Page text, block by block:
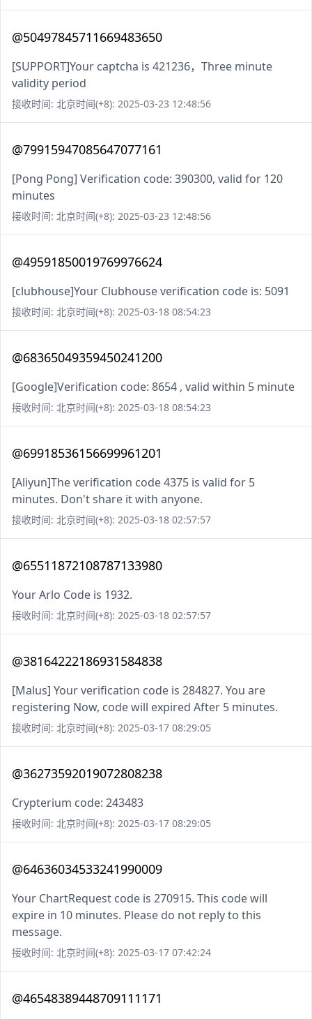
@50497845711669483650
[SUPPORT]Your captcha is 421236，Three minute
validity period
接收时间: 北京时间(+8): 2025-03-23 12:48:56
@79915947085647077161
[Pong Pong] Verification code: 390300, valid for 120
minutes
接收时间: 北京时间(+8): 2025-03-23 12:48:56
@49591850019769976624
[clubhouse]Your Clubhouse verification code is: 5091
接收时间: 北京时间(+8): 2025-03-18 08:54:23
@68365049359450241200
[Google]Verification code: 8654 , valid within 5 minute
接收时间: 北京时间(+8): 2025-03-18 08:54:23
@69918536156699961201
[Aliyun]The verification code 4375 is valid for 5
minutes. Don't share it with anyone.
接收时间: 北京时间(+8): 2025-03-18 02:57:57
@65511872108787133980
Your Arlo Code is 1932.
接收时间: 北京时间(+8): 2025-03-18 02:57:57
@38164222186931584838
[Malus] Your verification code is 284827. You are
registering Now, code will expired After 5 minutes.
接收时间: 北京时间(+8): 2025-03-17 08:29:05
@36273592019072808238
Crypterium code: 243483
接收时间: 北京时间(+8): 2025-03-17 08:29:05
@64636034533241990009
Your ChartRequest code is 270915. This code will
expire in 10 minutes. Please do not reply to this
message.
接收时间: 北京时间(+8): 2025-03-17 07:42:24
@46548389448709111171